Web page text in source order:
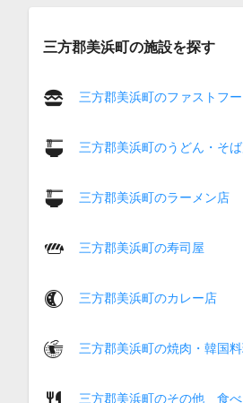
三方郡美浜町の施設を探す
三方郡美浜町のファストフー
三方郡美浜町のうどん・そ
三方郡美浜町のラーメン店
三方郡美浜町の寿司屋
三方郡美浜町のカレー店
三方郡美浜町の焼肉・韓国
三方郡美浜町のその他 食べ